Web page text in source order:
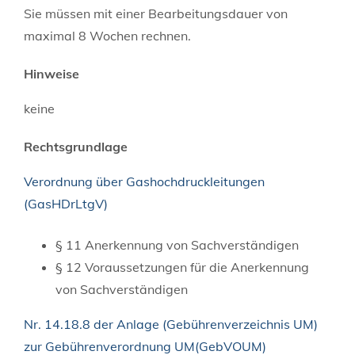
Sie müssen mit einer Bearbeitungsdauer von
maximal 8 Wochen rechnen.
Hinweise
keine
Rechtsgrundlage
Verordnung über Gashochdruckleitungen
(GasHDrLtgV)
§ 11 Anerkennung von Sachverständigen
§ 12 Voraussetzungen für die Anerkennung
von Sachverständigen
Nr. 14.18.8 der Anlage (Gebührenverzeichnis UM)
zur Gebührenverordnung UM(GebVOUM)